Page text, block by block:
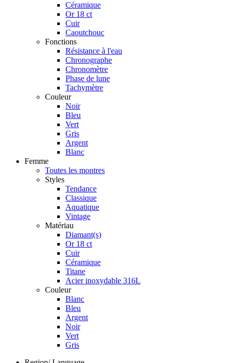
Céramique
Or 18 ct
Cuir
Caoutchouc
Fonctions
Résistance à l'eau
Chronographe
Chronomètre
Phase de lune
Tachymètre
Couleur
Noir
Bleu
Vert
Gris
Argent
Blanc
Femme
Toutes les montres
Styles
Tendance
Classique
Aquatique
Vintage
Matériau
Diamant(s)
Or 18 ct
Cuir
Céramique
Titane
Acier inoxydable 316L
Couleur
Blanc
Bleu
Argent
Noir
Vert
Gris